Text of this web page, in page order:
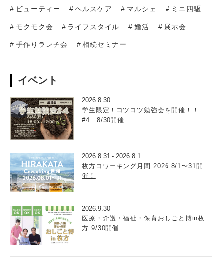
ビューティー ヘルスケア マルシェ ミニ四駆
モクモク会 ライフスタイル 婚活 展示会
手作りランチ会 相続セミナー
イベント
2026.8.30
学生限定！コツコツ勉強会を開催！！
#4 8/30開催
2026.8.31 - 2026.8.1
枚方コワーキング月間 2026 8/1〜31開
催！
2026.9.30
医療・介護・福祉・保育おしごと博in枚
方 9/30開催